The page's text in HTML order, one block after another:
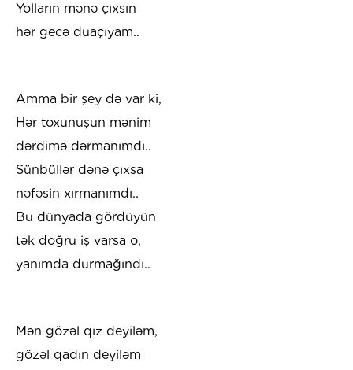
Yolların mənə çıxsın
hər gecə duaçıyam..
Amma bir şey də var ki,
Hər toxunuşun mənim
dərdimə dərmanımdı..
Sünbüllər dənə çıxsa
nəfəsin xırmanımdı..
Bu dünyada gördüyün
tək doğru iş varsa o,
yanımda durmağındı..
Mən gözəl qız deyiləm,
gözəl qadın deyiləm